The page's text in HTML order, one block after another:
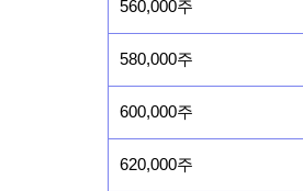
560,000주
580,000주
600,000주
620,000주